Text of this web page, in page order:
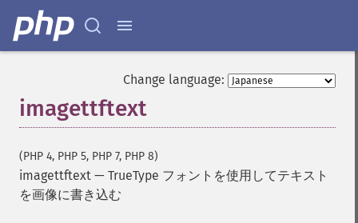
Change language:
imagettftext
(PHP 4, PHP 5, PHP 7, PHP 8)
imagettftext — TrueType フォントを使用してテキスト
を画像に書き込む